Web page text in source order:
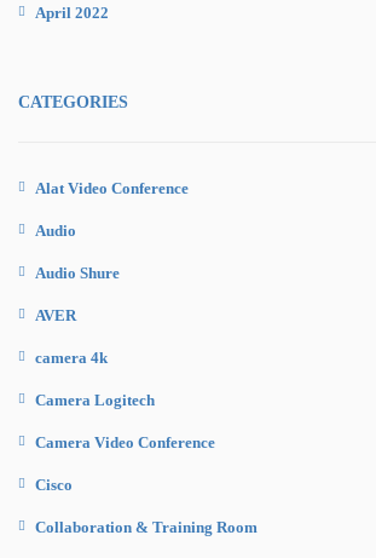
April 2022
CATEGORIES
Alat Video Conference
Audio
Audio Shure
AVER
camera 4k
Camera Logitech
Camera Video Conference
Cisco
Collaboration & Training Room